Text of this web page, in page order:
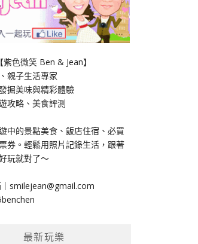
色微笑 Ben & Jean】
親子生活專家
掘美味與精彩體驗
攻略、美食評測
中的景點美食、飯店住宿、必買
券。輕鬆用照片記錄生活，跟著
玩就對了～
smilejean@gmail.com
最新玩樂